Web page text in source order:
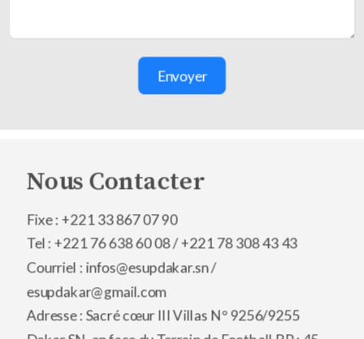
Envoyer
Nous Contacter
Fixe : +221 33 867 07 90
Tel : +221 76 638 60 08 /+221 78 308 43 43
Courriel : infos@esupdakar.sn /
esupdakar@gmail.com
Adresse : Sacré cœur III Villas N° 9256/9255